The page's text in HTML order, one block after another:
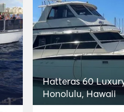
Hatteras 60
Honolulu, Hawaii